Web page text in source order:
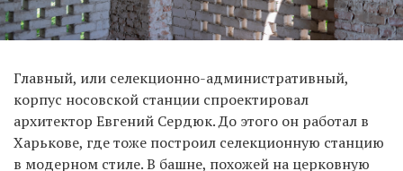
Главный, или селекционно-административный,
корпус носовской станции спроектировал
архитектор Евгений Сердюк. До этого он работал в
Харькове, где тоже построил селекционную станцию ​​
в модерном стиле. В башне, похожей на церковную